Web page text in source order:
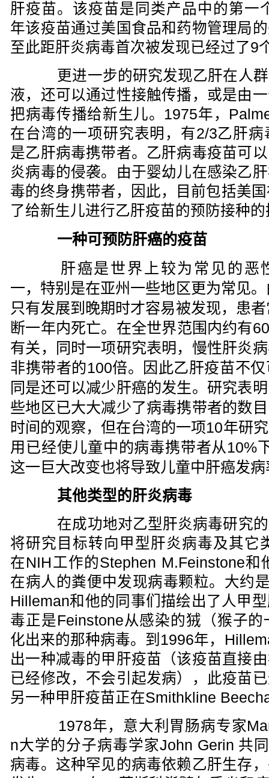
肝疫苗。该疫苗是同类产品中的第一
年该疫苗通过美国食品和药物管理局
至此距肝炎病毒首次被发现已经过了9
更进一步的研究发现乙肝在人群
液，还可以通过性接触传播，或是由
把病毒传播给新生儿。1975年，
在台湾的一项研究表明，有2/3乙肝
是乙肝病毒携带者。乙肝病毒疫苗可
炎病毒的侵袭。由于婴幼儿在感染乙
毒的终身携带者，因此，目前包括美
了给新生儿进行乙肝疫苗的预防接种
一种可预防肝癌的疫苗
肝癌是世界上较为常见的恶
一，特别是在亚州一些地区更为常见
只有发展到晚期时才容易被发现，患
断一年内死亡。在全世界范围内约有
有关，同时一项研究表明，慢性肝炎
非携带者的100倍。因此乙肝疫苗不
同是还可以减少肝癌的发生。研究表
些地区已大大减少了病毒携带者的数
时间的观察，但在台湾的一项10年研
用已经使儿童中的病毒携带者从10%
这一巨大改变也将导致儿童中肝癌发
其他类型的肝炎病毒
在成功地对乙型肝炎病毒研究的
将研究目标转向甲型肝炎病毒及其它
在NIH工作的Stephen M.Feinstone
在病人的粪便中发现病毒颗粒。大约
Hilleman和他的同事们描绘出了人甲
毒正是Feinstone从感染的狨（猴子
化出来的那种病毒。到1996年，
出一种减毒的甲肝疫苗（该疫苗直接
已经修改，不会引起发病），此疫苗
另一种甲肝疫苗正在Smithkline
1978年，意大利胃肠病专家
n大学的分子病毒学家John Gerin 共
病毒。这种罕见的病毒依赖乙肝生存